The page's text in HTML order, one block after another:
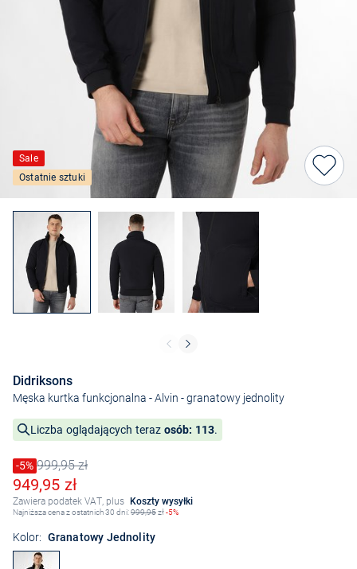
Sale
Ostatnie sztuki
Didriksons
Męska kurtka funkcjonalna - Alvin - granatowy jednolity
Liczba oglądających teraz osób: 113.
Cena obniżona o
-5%
Stara cena
999,95 zł
Obniżona cena
949,95 zł
Zawiera podatek VAT, plus Koszty wysyłki
Najniższa cena z ostatnich 30 dni:999,95zł-5%
Kolor: Granatowy Jednolity